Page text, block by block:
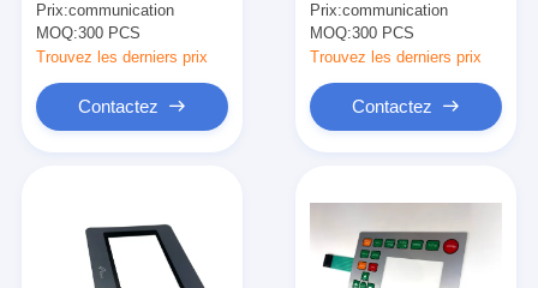
pour affichage
d'interface tactile
industrielle et
surveillance
environnementale
Prix:communication
MOQ:300 PCS
Trouvez les derniers prix
Contactez
Surface Printing On
Polycarbonate For
Control Panels
Prix:communication
MOQ:300 PCS
Trouvez les derniers prix
Contactez